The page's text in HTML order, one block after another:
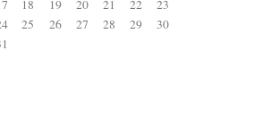
18 19 20 21 22
23
25 26 27 28 29
30